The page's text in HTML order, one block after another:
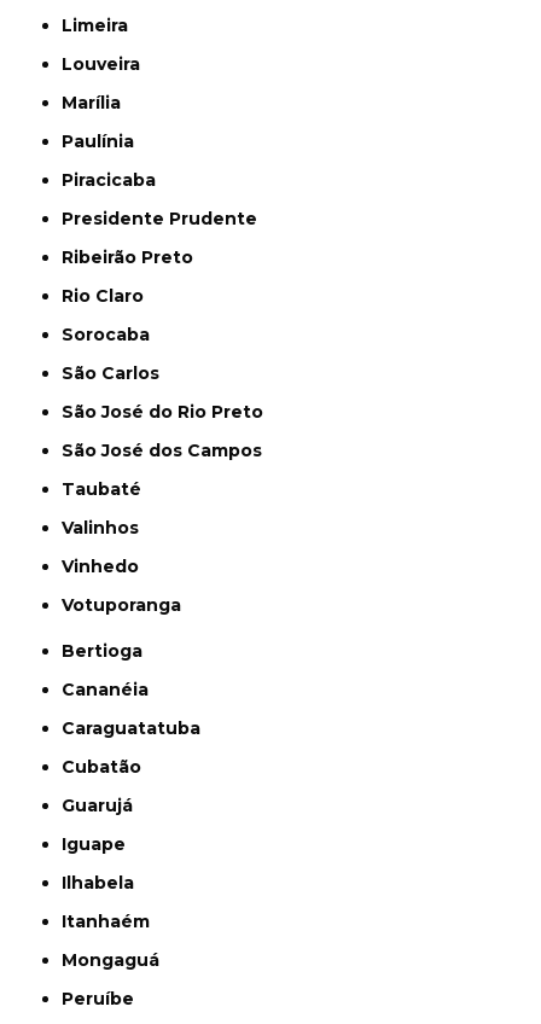
Limeira
Louveira
Marília
Paulínia
Piracicaba
Presidente Prudente
Ribeirão Preto
Rio Claro
Sorocaba
São Carlos
São José do Rio Preto
São José dos Campos
Taubaté
Valinhos
Vinhedo
Votuporanga
Bertioga
Cananéia
Caraguatatuba
Cubatão
Guarujá
Iguape
Ilhabela
Itanhaém
Mongaguá
Peruíbe